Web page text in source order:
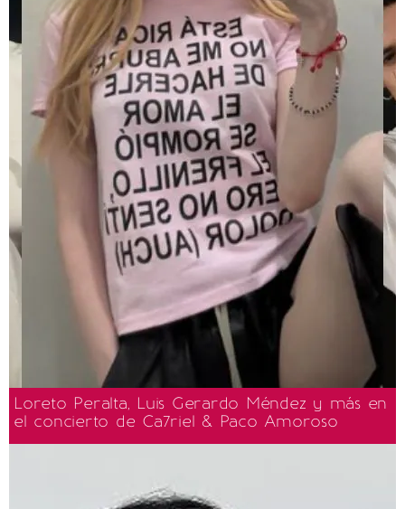
Loreto Peralta, Luis Gerardo Méndez y más en
el concierto de Ca7riel & Paco Amoroso